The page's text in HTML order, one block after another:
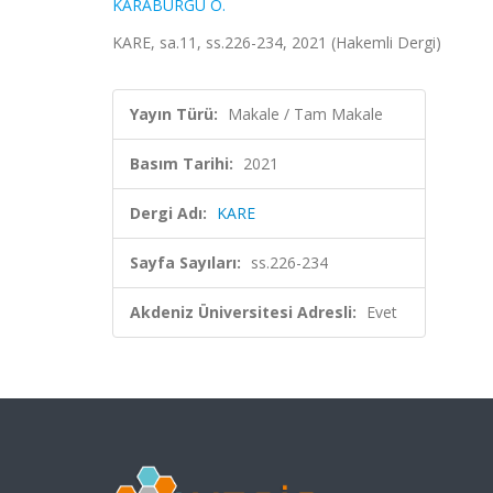
KARABURGU O.
KARE, sa.11, ss.226-234, 2021 (Hakemli Dergi)
Yayın Türü: Makale / Tam Makale
Basım Tarihi: 2021
Dergi Adı: KARE
Sayfa Sayıları: ss.226-234
Akdeniz Üniversitesi Adresli: Evet